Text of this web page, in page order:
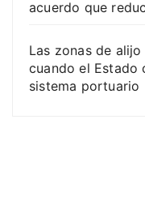
acuerdo que
Las zonas de
cuando el Estado
sistema portuario